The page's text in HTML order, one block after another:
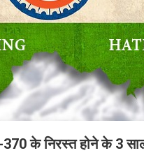
के निरस्त होने के 3 साल